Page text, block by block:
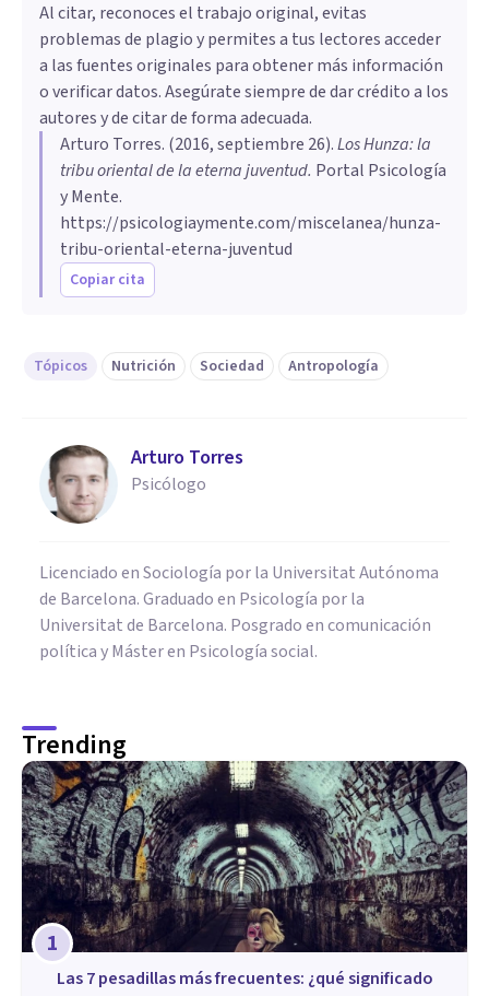
Al citar, reconoces el trabajo original, evitas
problemas de plagio y permites a tus lectores acceder
a las fuentes originales para obtener más información
o verificar datos. Asegúrate siempre de dar crédito a los
autores y de citar de forma adecuada.
Arturo Torres. (2016, septiembre 26).Los Hunza: la
tribu oriental de la eterna juventud. Portal Psicología
y Mente.
https://psicologiaymente.com/miscelanea/hunza-
tribu-oriental-eterna-juventud
Copiar cita
Tópicos Nutrición Sociedad Antropología
Arturo Torres
Psicólogo
Licenciado en Sociología por la Universitat Autónoma
de Barcelona. Graduado en Psicología por la
Universitat de Barcelona. Posgrado en comunicación
política y Máster en Psicología social.
Trending
1
Las 7 pesadillas más frecuentes: ¿qué significado